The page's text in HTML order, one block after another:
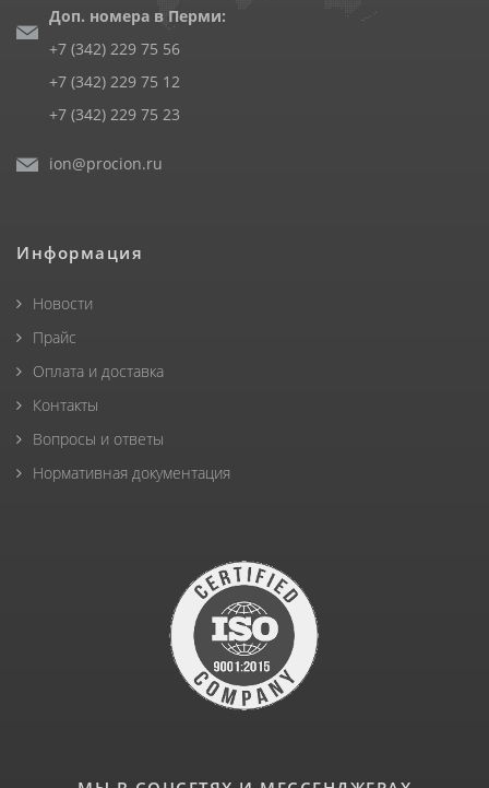
Доп. номера в Перми:
+7 (342) 229 75 56
+7 (342) 229 75 12
+7 (342) 229 75 23
ion@procion.ru
Информация
Новости
Прайс
Оплата и доставка
Контакты
Вопросы и ответы
Нормативная документация